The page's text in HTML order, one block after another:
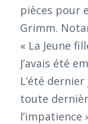
pièces pour
Grimm.
« La Jeune
J’avais été
L’été
toute